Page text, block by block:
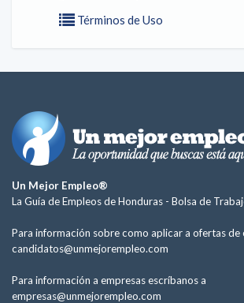
Términos de Uso
Un Mejor Empleo®
La Guía de Empleos de Honduras - Bolsa de
Para información sobre como aplicar a ofertas de
candidatos@unmejorempleo.com
Para información a empresas escríbanos a
empresas@unmejorempleo.com